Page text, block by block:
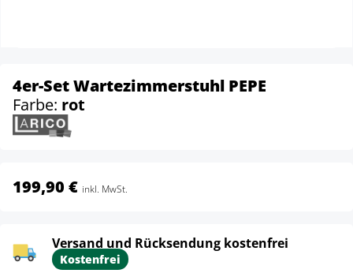
4er-Set Wartezimmerstuhl PEPE
Farbe: rot
199,90 € inkl. MwSt.
Versand und Rücksendung kostenfrei
Kostenfrei